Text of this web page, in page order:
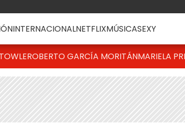
INTERNACIONALNETFLIXMÚSICASEXY
ROBERTO GARCÍA MORITÁNMARIELA